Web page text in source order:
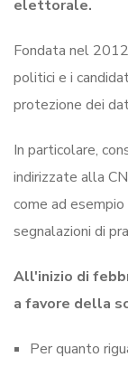
elettorale.
Fondata nel
politici e i
protezione dei
In particolare,
indirizzate alla
come ad
segnalazioni di
All'inizio di
a favore della
Per quanto